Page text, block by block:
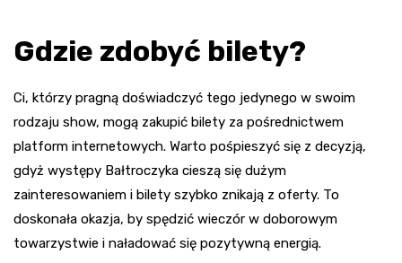
Gdzie zdobyć bilety?
Ci, którzy pragną doświadczyć tego jedynego w swoim
rodzaju show, mogą zakupić bilety za pośrednictwem
platform internetowych. Warto pośpieszyć się z decyzją,
gdyż występy Bałtroczyka cieszą się dużym
zainteresowaniem i bilety szybko znikają z oferty. To
doskonała okazja, by spędzić wieczór w doborowym
towarzystwie i naładować się pozytywną energią.